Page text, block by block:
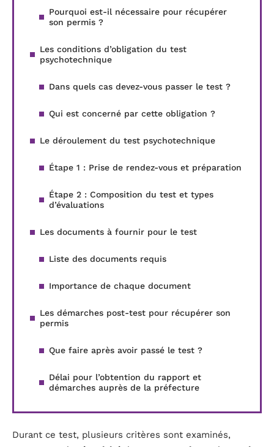
Pourquoi est-il nécessaire pour récupérer
son permis ?
Les conditions d’obligation du test
psychotechnique
Dans quels cas devez-vous passer le test ?
Qui est concerné par cette obligation ?
Le déroulement du test psychotechnique
Étape 1 : Prise de rendez-vous et préparation
Étape 2 : Composition du test et types
d’évaluations
Les documents à fournir pour le test
Liste des documents requis
Importance de chaque document
Les démarches post-test pour récupérer son
permis
Que faire après avoir passé le test ?
Délai pour l’obtention du rapport et
démarches auprès de la préfecture
Durant ce test, plusieurs critères sont examinés,